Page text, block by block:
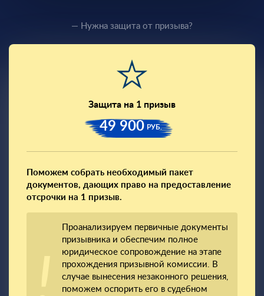
— Нужна защита от призыва?
Защита на 1 призыв
49 900 РУБ.
Поможем собрать необходимый пакет
документов, дающих право на предоставление
отсрочки на 1 призыв.
Проанализируем первичные документы
призывника и обеспечим полное
юридическое сопровождение на этапе
прохождения призывной комиссии. В
случае вынесения незаконного решения,
поможем оспорить его в судебном